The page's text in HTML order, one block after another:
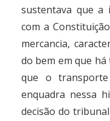
sustentava que a
com a
mercancia,
do bem em que
que o
enquadra nessa
decisão do